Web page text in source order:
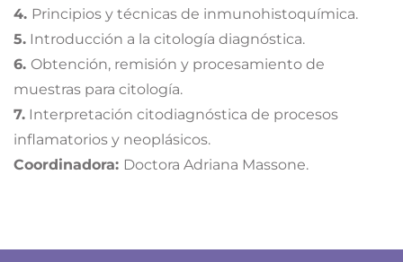
4. Principios y técnicas de inmunohistoquímica.
5. Introducción a la citología diagnóstica.
6. Obtención, remisión y procesamiento de
muestras para citología.
7. Interpretación citodiagnóstica de procesos
inflamatorios y neoplásicos.
Coordinadora: Doctora Adriana Massone.